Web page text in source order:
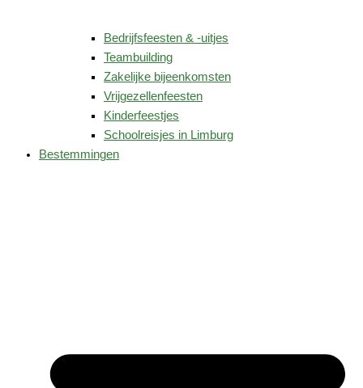
Bedrijfsfeesten & -uitjes
Teambuilding
Zakelijke bijeenkomsten
Vrijgezellenfeesten
Kinderfeestjes
Schoolreisjes in Limburg
Bestemmingen